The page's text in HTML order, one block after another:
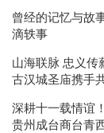
曾经的记忆与
滴轶事
山海联脉 忠义传
古汉城圣庙携手
深耕十一载情谊
贵州成台商台青